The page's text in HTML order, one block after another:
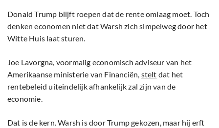
Donald Trump blijft roepen dat de rente omlaag moet. Toch
denken economen niet dat Warsh zich simpelweg door het
Witte Huis laat sturen.
Joe Lavorgna, voormalig economisch adviseur van het
Amerikaanse ministerie van Financiën, stelt dat het
rentebeleid uiteindelijk afhankelijk zal zijn van de
economie.
Dat is de kern. Warsh is door Trump gekozen, maar hij erft